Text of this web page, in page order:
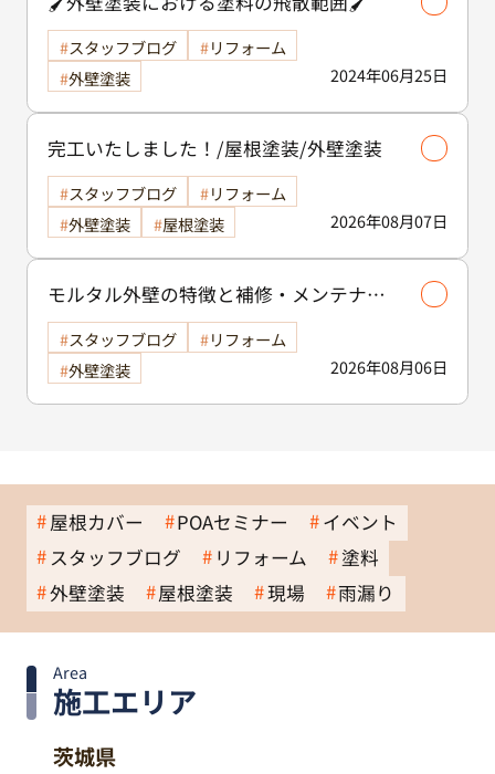
2024年06月25日
スタッフブログ
リフォーム
外壁塗装
完工いたしました！/屋根塗装/外壁塗装
2026年08月07日
スタッフブログ
リフォーム
外壁塗装
屋根塗装
モルタル外壁の特徴と補修・メンテナン
ス方法を徹底解説！/外壁塗装
2026年08月06日
スタッフブログ
リフォーム
外壁塗装
屋根カバー POAセミナー
イベント
スタッフブログ
リフォーム
塗料
外壁塗装
屋根塗装 現場 雨漏り
施工エリア
Area
茨城県